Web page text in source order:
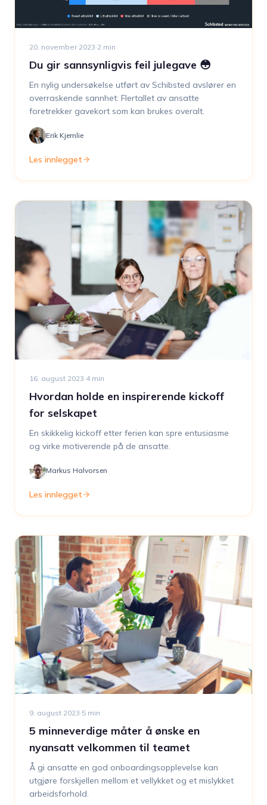
20. november 2023·2 min
Du gir sannsynligvis feil julegave 😳
En nylig undersøkelse utført av Schibsted avslører en
overraskende sannhet: Flertallet av ansatte
foretrekker gavekort som kan brukes overalt.
Erik Kjernlie
Les innlegget
16. august 2023·4min
Hvordan holde en inspirerende kickoff
for selskapet
En skikkelig kickoff etter ferien kan spre entusiasme
og virke motiverende på de ansatte.
Markus Halvorsen
Les innlegget
9. august 2023·5 min
5 minneverdige måter å ønske en
nyansatt velkommen til teamet
Å gi ansatte en god onboardingsopplevelse kan
utgjøre forskjellen mellom et vellykket og et mislykket
arbeidsforhold.